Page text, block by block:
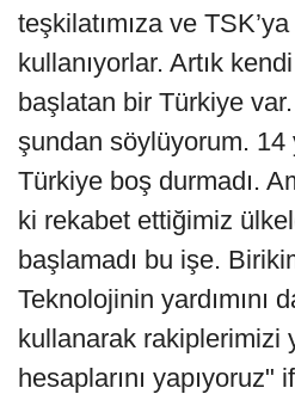
teşkilatımıza ve
kullanıyorlar. Artık
başlatan bir Türkiye
şundan söylüyorum. 14
Türkiye boş durmadı.
ki rekabet ettiğimiz
başlamadı bu işe.
Teknolojinin yardımını
kullanarak rakiplerimizi
hesaplarını yapıyoruz"